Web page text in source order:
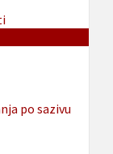
po sazivu